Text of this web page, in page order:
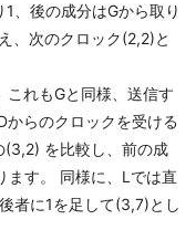
、後の成分はGから取り
、次のクロック(2,2)と
れもGと同様、送信す
らのクロックを受ける
を比較し、前の成
す。 同様に、Lでは直
者に1を足して(3,7)とし